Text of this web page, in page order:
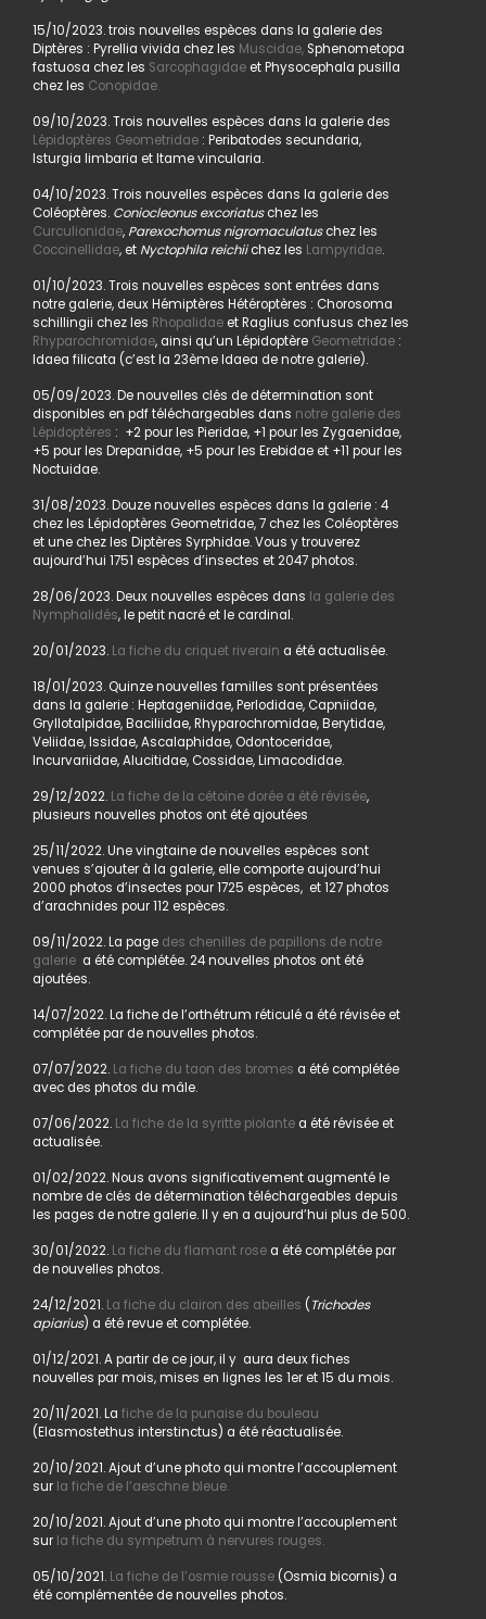
15/10/2023. trois nouvelles espèces dans la galerie des
Diptères : Pyrellia vivida chez les Muscidae,Sphenometopa
fastuosa chez les Sarcophagidaeet Physocephala pusilla
chez les Conopidae.
09/10/2023. Trois nouvelles espèces dans la galerie des
Lépidoptères Geometridae: Peribatodes secundaria,
Isturgia limbaria et Itame vincularia.
04/10/2023. Trois nouvelles espèces dans la galerie des
Coléoptères. Coniocleonus excoriatuschez les
Curculionidae, Parexochomus nigromaculatuschez les
Coccinellidae, et Nyctophila reichiichez les Lampyridae.
01/10/2023. Trois nouvelles espèces sont entrées dans
notre galerie, deux Hémiptères Hétéroptères : Chorosoma
schillingii chez les Rhopalidaeet Raglius confusus chez les
Rhyparochromidae, ainsi qu’un Lépidoptère Geometridae:
Idaea filicata (c’est la 23ème Idaea de notre galerie).
05/09/2023. De nouvelles clés de détermination sont
disponibles en pdf téléchargeables dans notre galerie des
Lépidoptères : +2 pour les Pieridae, +1 pour les Zygaenidae,
+5 pour les Drepanidae, +5 pour les Erebidae et +11 pour les
Noctuidae.
31/08/2023. Douze nouvelles espèces dans la galerie : 4
chez les Lépidoptères Geometridae, 7 chez les Coléoptères
et une chez les Diptères Syrphidae. Vous y trouverez
aujourd’hui 1751 espèces d’insectes et 2047 photos.
28/06/2023. Deux nouvelles espèces dans la galerie des
Nymphalidés, le petit nacré et le cardinal.
20/01/2023. La fiche du criquet riverain a été actualisée.
18/01/2023. Quinze nouvelles familles sont présentées
dans la galerie : Heptageniidae, Perlodidae, Capniidae,
Gryllotalpidae, Baciliidae, Rhyparochromidae, Berytidae,
Veliidae, Issidae, Ascalaphidae, Odontoceridae,
Incurvariidae, Alucitidae, Cossidae, Limacodidae.
29/12/2022. La fiche de la cétoine dorée a été révisée,
plusieurs nouvelles photos ont été ajoutées
25/11/2022. Une vingtaine de nouvelles espèces sont
venues s’ajouter à la galerie, elle comporte aujourd’hui
2000 photos d’insectes pour 1725 espèces, et 127 photos
d’arachnides pour 112 espèces.
09/11/2022. La page des chenilles de papillons de notre
galerie a été complétée. 24 nouvelles photos ont été
ajoutées.
14/07/2022. La fiche de l’orthétrum réticulé a été révisée et
complétée par de nouvelles photos.
07/07/2022. La fiche du taon des bromes a été complétée
avec des photos du mâle.
07/06/2022. La fiche de la syritte piolantea été révisée et
actualisée.
01/02/2022. Nous avons significativement augmenté le
nombre de clés de détermination téléchargeables depuis
les pages de notre galerie. Il y en a aujourd’hui plus de 500.
30/01/2022. La fiche du flamant rosea été complétée par
de nouvelles photos.
24/12/2021. La fiche du clairon des abeilles ( Trichodes
apiarius) a été revue et complétée.
01/12/2021. A partir de ce jour, il y aura deux fiches
nouvelles par mois, mises en lignes les 1er et 15 du mois.
20/11/2021. La fiche de la punaise du bouleau
(Elasmostethus interstinctus) a été réactualisée.
20/10/2021. Ajout d’une photo qui montre l’accouplement
sur la fiche de l’aeschne bleue.
20/10/2021. Ajout d’une photo qui montre l’accouplement
sur la fiche du sympetrum à nervures rouges.
05/10/2021. La fiche de l’osmie rousse(Osmia bicornis) a
été complémentée de nouvelles photos.